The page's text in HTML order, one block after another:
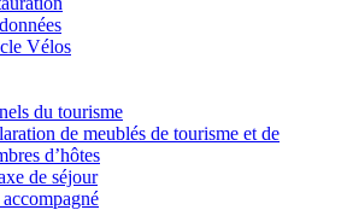
Vélos
du tourisme
de meublés de tourisme et de
d’hôtes
de séjour